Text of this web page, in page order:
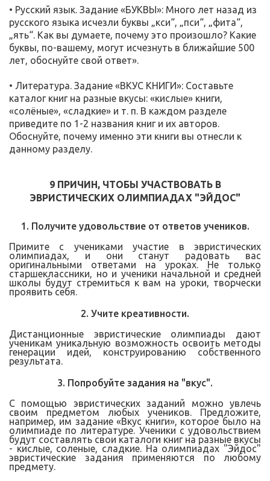
• Русский язык. Задание «БУКВЫ»: Много лет назад из
русского языка исчезли буквы „кси“, „пси“, „фита“,
„ять“. Как вы думаете, почему это произошло? Какие
буквы, по-вашему, могут исчезнуть в ближайшие 500
лет, обоснуйте свой ответ».
• Литература. Задание «ВКУС КНИГИ»: Составьте
каталог книг на разные вкусы: «кислые» книги,
«солёные», «сладкие» и т. п. В каждом разделе
приведите по 1-2 названия книг и их авторов.
Обоснуйте, почему именно эти книги вы отнесли к
данному разделу.
9 ПРИЧИН, ЧТОБЫ УЧАСТВОВАТЬ В
ЭВРИСТИЧЕСКИХ ОЛИМПИАДАХ "ЭЙДОС"
1. Получите удовольствие от ответов учеников.
Примите с учениками участие в эвристических
олимпиадах, и они станут радовать вас
оригинальными ответами на уроках. Не только
старшеклассники, но и ученики начальной и средней
школы будут стремиться к вам на уроки, творчески
проявить себя.
2. Учите креативности.
Дистанционные эвристические олимпиады дают
ученикам уникальную возможность освоить методы
генерации идей, конструированию собственного
результата.
3. Попробуйте задания на "вкус".
С помощью эвристических заданий можно увлечь
своим предметом любых учеников. Предложите,
например, им задание «Вкус книги», которое было на
олимпиаде по литературе. Ученики с удовольствием
будут составлять свои каталоги книг на разные вкусы
- кислые, соленые, сладкие. На олимпиадах "Эйдос"
эвристические задания применяются по любому
предмету.